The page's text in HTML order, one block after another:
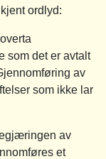
ordlyd:
som det er avtalt
av
som ikke lar
av
et